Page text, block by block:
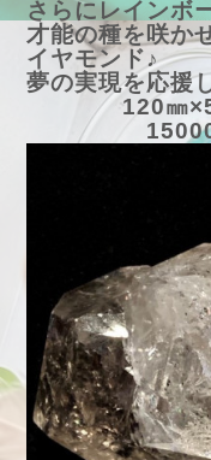
さらにレインボ
才能の種を咲か
イヤモンド♪
夢の実現を応援
120㎜×50